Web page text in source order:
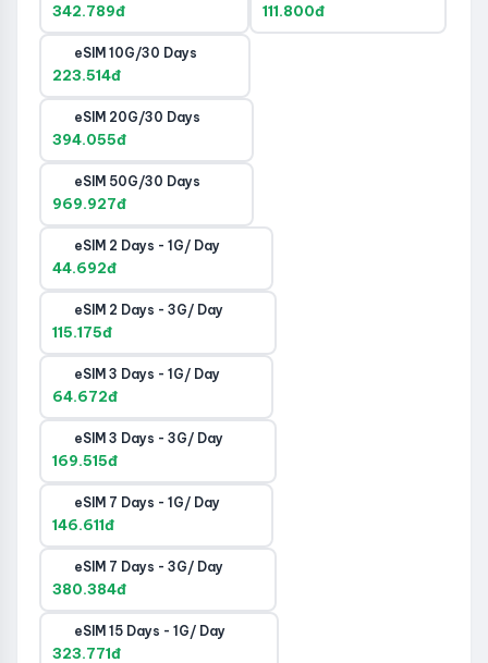
342.789đ 111.800đ
eSIM 10G/30 Days
223.514đ
eSIM 20G/30 Days
394.055đ
eSIM 50G/30 Days
969.927đ
eSIM 2 Days - 1G/ Day
44.692đ
eSIM 2 Days - 3G/ Day
115.175đ
eSIM 3 Days - 1G/ Day
64.672đ
eSIM 3 Days - 3G/ Day
169.515đ
eSIM 7 Days - 1G/ Day
146.611đ
eSIM 7 Days - 3G/ Day
380.384đ
eSIM 15 Days - 1G/ Day
323.771đ